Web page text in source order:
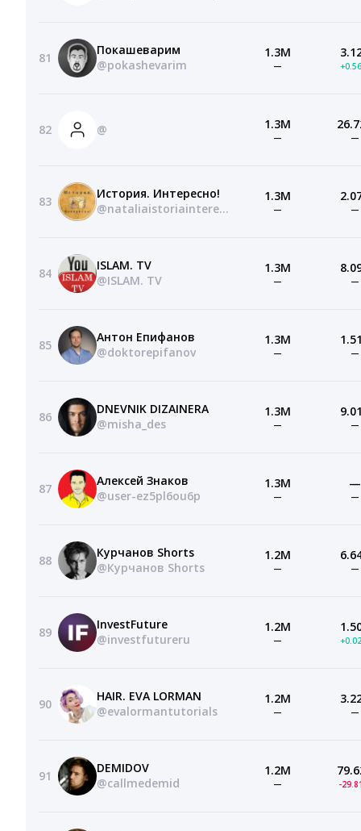
81
Покашеварим
@pokashevarim
1.3M
—
82 @ 1.3M
— —
83
История. Интересно!
@nataliaistoriainteresno
1.3M
— —
84
ISLAM. TV
@ISLAM. TV
1.3M
— —
85
Антон Епифанов
@doktorepifanov
1.3M
— —
86
DNEVNIK DIZAINERA
@misha_des
1.3M
— —
87
Алексей Знаков
@user-ez5pl6ou6p
1.3M
—
—
—
88
Курчанов Shorts
@Курчанов Shorts
1.2M
— —
89
InvestFuture
@investfutureru
1.2M
—
90
HAIR. EVA LORMAN
@evalormantutorials
1.2M
— —
91
DEMIDOV
@callmedemid
1.2M
— -